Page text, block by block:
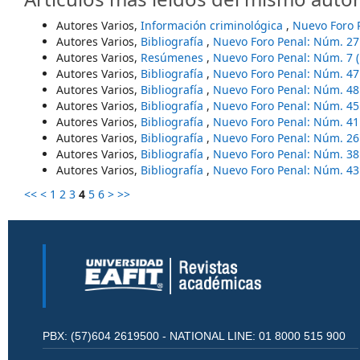
Autores Varios, Información criminológica , Nuevo Foro
Autores Varios, Bibliografía , Nuevo Foro Penal: Núm.
Autores Varios, Resúmenes , Nuevo Foro Penal: Núm. 7
Autores Varios, Bibliografía , Nuevo Foro Penal: Núm.
Autores Varios, Bibliografía , Nuevo Foro Penal: Núm.
Autores Varios, Bibliografía , Nuevo Foro Penal: Núm.
Autores Varios, Bibliografía , Nuevo Foro Penal: Núm.
Autores Varios, Bibliografía , Nuevo Foro Penal: Núm.
Autores Varios, Bibliografía , Nuevo Foro Penal: Núm.
Autores Varios, Bibliografía , Nuevo Foro Penal: Núm.
<< < 1 2 3 4 5 6 > >>
PBX: (57)604 2619500 - NATIONAL LINE: 01 8000 515 900